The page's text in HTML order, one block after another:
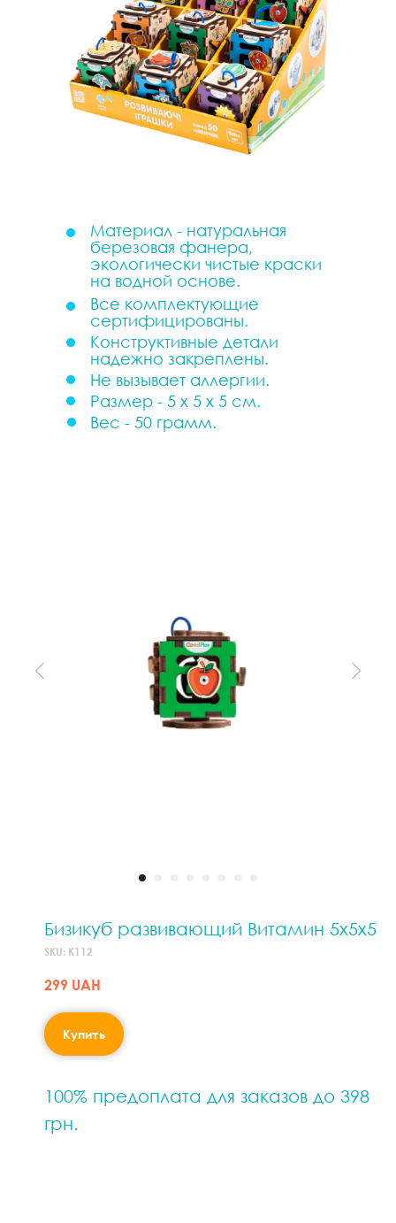
Материал - натуральная
березовая фанера,
экологически чистые краски
на водной основе.
Все комплектующие
сертифицированы.
Размер - 5 х 5 х 5 см.
Конструктивные детали
надежно закреплены.
Вес - 50 грамм.
Не вызывает аллергии.
Бизикуб развивающий Витамин 5х5х5
SKU: К112
299 UAH
Купить
100% предоплата для заказов до 398
грн.